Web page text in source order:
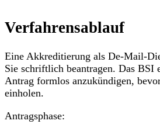
Verfahrensablauf
Eine Akkreditierung als De-Mail-
Sie schriftlich beantragen. Das BSI
Antrag formlos anzukündigen,
einholen.
Antragsphase: